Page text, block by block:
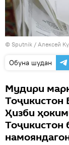
© Sputnik / Алексей
Обуна шудан
Мудири
Тоҷикистон
Ҳизби
Тоҷикистон